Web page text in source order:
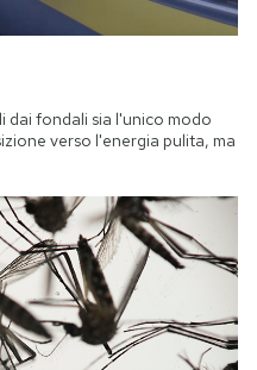
dai fondali sia l'unico modo
verso l'energia pulita, ma